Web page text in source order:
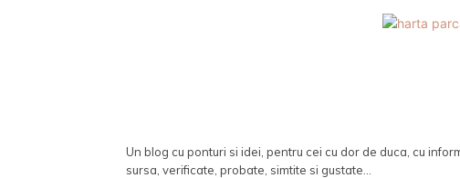
Un blog cu ponturi si idei, pentru cei cu dor de duca, cu
sursa, verificate, probate, simtite si gustate...